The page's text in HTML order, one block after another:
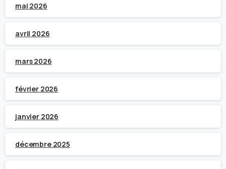
mai 2026
avril 2026
mars 2026
février 2026
janvier 2026
décembre 2025